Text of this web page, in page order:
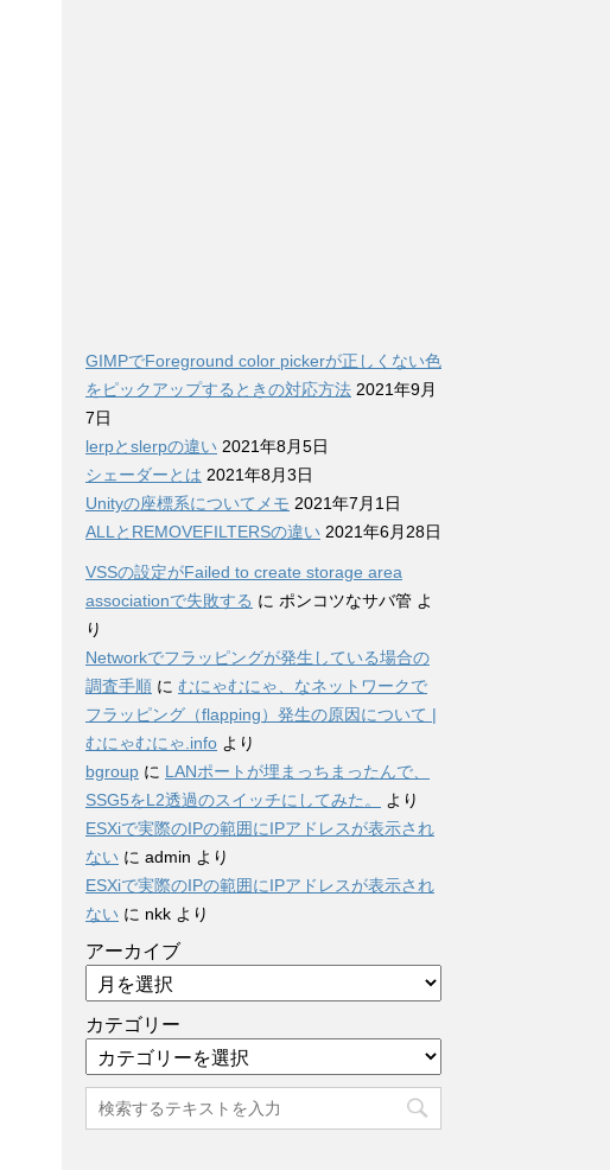
GIMPでForeground color pickerが正しくない色
をピックアップするときの対応方法 2021年9月
7日
lerpとslerpの違い 2021年8月5日
シェーダーとは 2021年8月3日
Unityの座標系についてメモ 2021年7月1日
ALLとREMOVEFILTERSの違い 2021年6月28日
VSSの設定がFailed to create storage area
associationで失敗する に ポンコツなサバ管 よ
り
Networkでフラッピングが発生している場合の
調査手順 に むにゃむにゃ、なネットワークで
フラッピング（flapping）発生の原因について |
むにゃむにゃ.info より
bgroup に LANポートが埋まっちまったんで、
SSG5をL2透過のスイッチにしてみた。
より
ESXiで実際のIPの範囲にIPアドレスが表示され
ない に admin より
ESXiで実際のIPの範囲にIPアドレスが表示され
ない に nkk より
アーカイブ
カテゴリー